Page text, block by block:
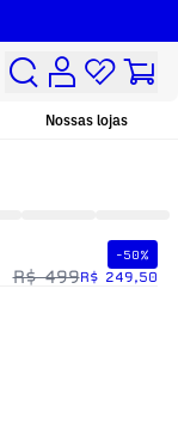
Nossas lojas
-50%
R$ 499R$ 249,50